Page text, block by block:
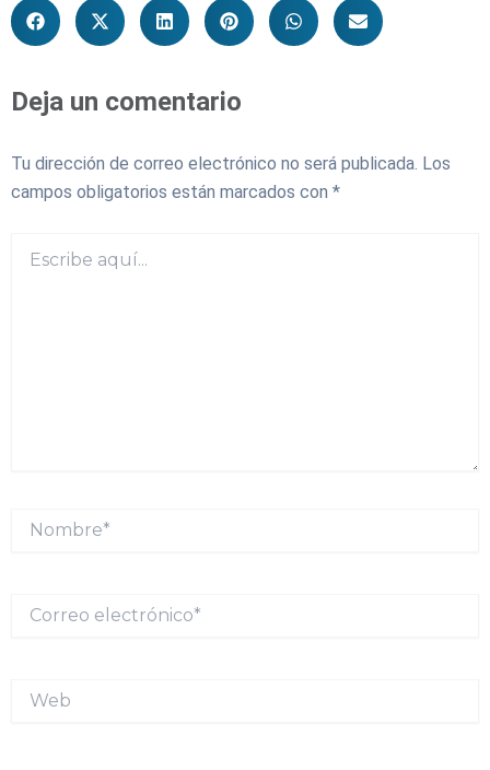
Deja un comentario
Tu dirección de correo electrónico no será publicada. Los
campos obligatorios están marcados con *
aquí...
Nombre*
electrónico*